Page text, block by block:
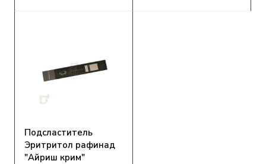
Подсластитель
Эритритол рафинад
"Айриш крим"